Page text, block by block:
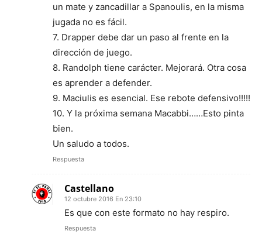
un mate y zancadillar a Spanoulis, en la misma
jugada no es fácil.
7. Drapper debe dar un paso al frente en la
dirección de juego.
8. Randolph tiene carácter. Mejorará. Otra cosa
es aprender a defender.
9. Maciulis es esencial. Ese rebote defensivo!!!!!
10. Y la próxima semana Macabbi……Esto pinta
bien.
Un saludo a todos.
Respuesta
Castellano
12 octubre 2016 En 23:10
Es que con este formato no hay respiro.
Respuesta